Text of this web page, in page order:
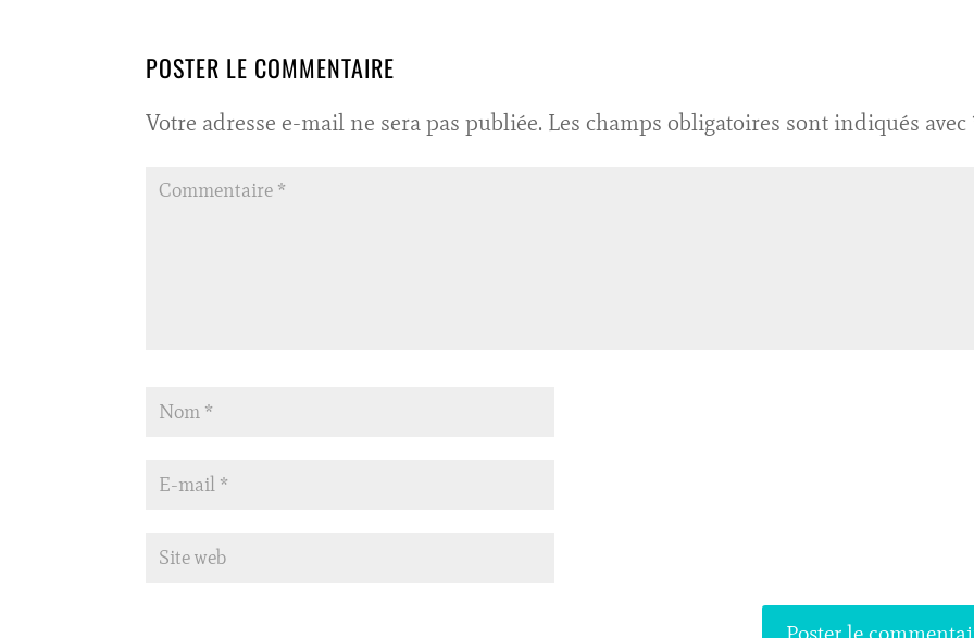
POSTER LE COMMENTAIRE
Votre adresse e-mail ne sera pas publiée. Les champs obligatoires sont indiqués avec